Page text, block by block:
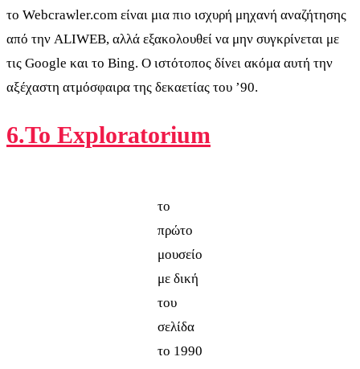
το Webcrawler.com είναι μια πιο ισχυρή μηχανή αναζήτησης
από την ALIWEB, αλλά εξακολουθεί να μην συγκρίνεται με
τις Google και το Bing. Ο ιστότοπος δίνει ακόμα αυτή την
αξέχαστη ατμόσφαιρα της δεκαετίας του ’90.
6.Το Exploratorium
το
πρώτο
μουσείο
με δική
του
σελίδα
το 1990